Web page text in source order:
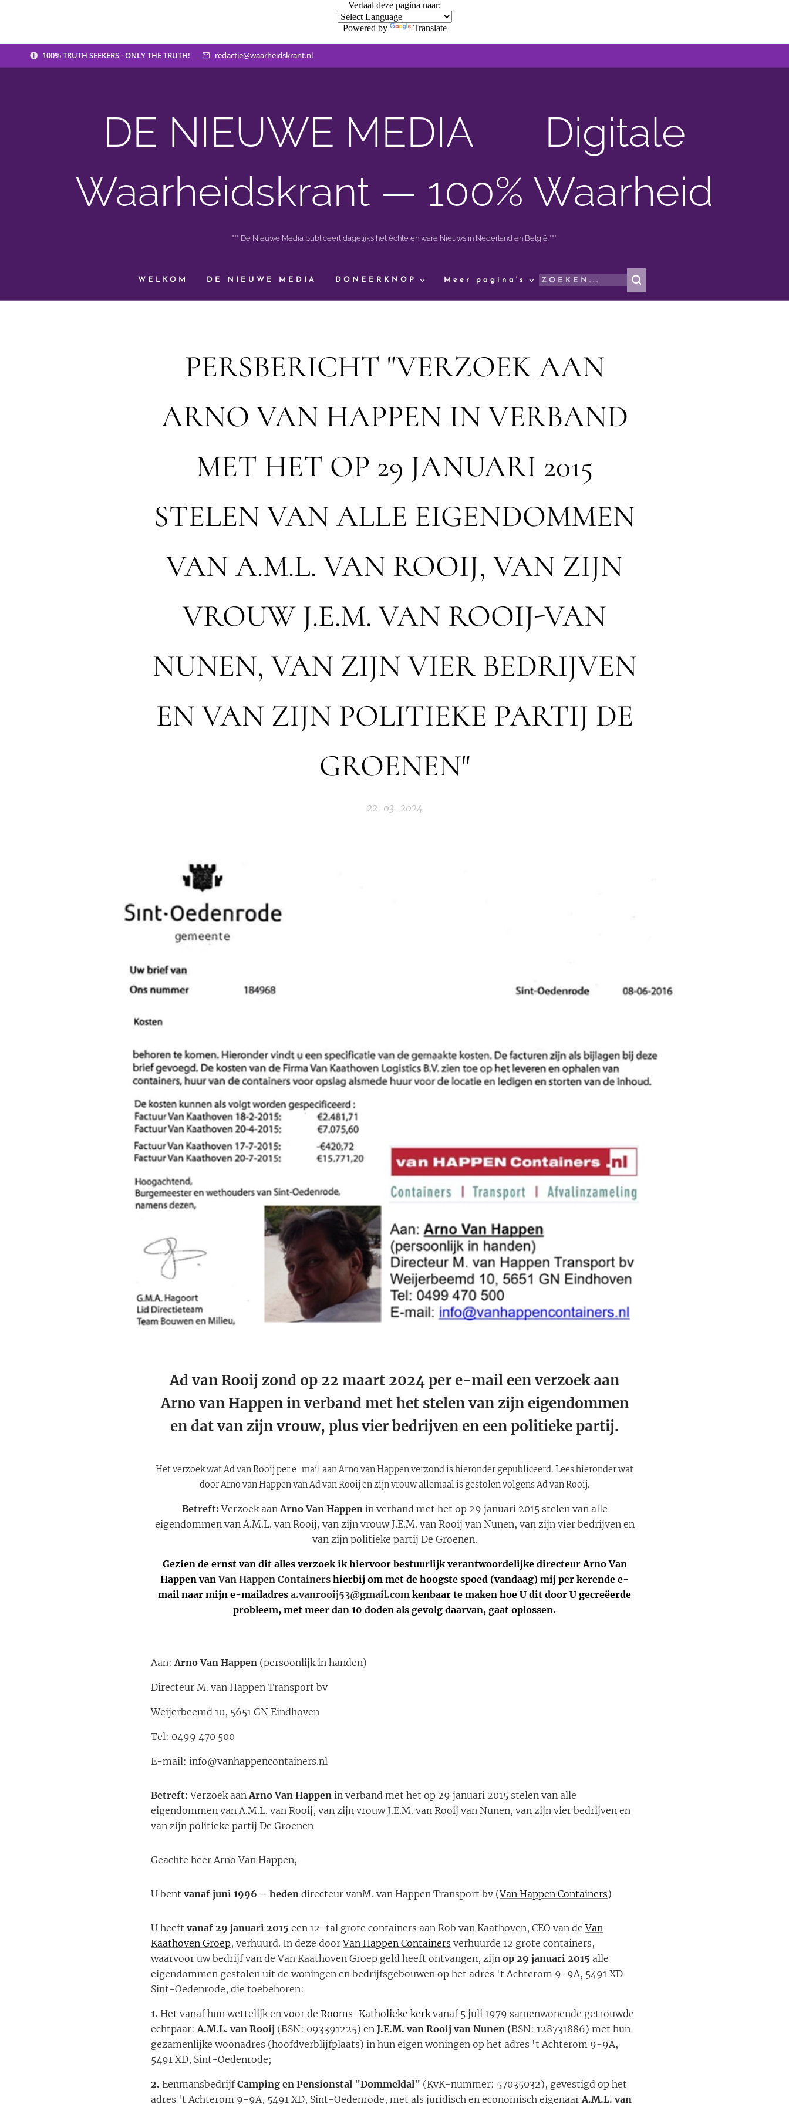
Vertaal deze pagina naar:
Powered by Translate
100% TRUTH SEEKERS - ONLY THE TRUTH! redactie@waarheidskrant.nl
DE NIEUWE MEDIA 🟣 Digitale
Waarheidskrant — 100% Waarheid
*** De Nieuwe Media publiceert dagelijks het èchte en ware Nieuws in Nederland en België ***
WELKOM DE NIEUWE MEDIA DONEERKNOP Meer pagina's
PERSBERICHT "VERZOEK AAN
ARNO VAN HAPPEN IN VERBAND
MET HET OP 29 JANUARI 2015
STELEN VAN ALLE EIGENDOMMEN
VAN A.M.L. VAN ROOIJ, VAN ZIJN
VROUW J.E.M. VAN ROOIJ-VAN
NUNEN, VAN ZIJN VIER BEDRIJVEN
EN VAN ZIJN POLITIEKE PARTIJ DE
GROENEN"
22-03-2024
Ad van Rooij zond op 22 maart 2024 per e-mail een verzoek aan
Arno van Happen in verband met het stelen van zijn eigendommen
en dat van zijn vrouw, plus vier bedrijven en een politieke partij.
Het verzoek wat Ad van Rooij per e-mail aan Arno van Happen verzond is hieronder gepubliceerd. Lees hieronder wat
door Arno van Happen van Ad van Rooij en zijn vrouw allemaal is gestolen volgens Ad van Rooij.
Betreft: Verzoek aanArno Van Happenin verband met het op 29 januari 2015 stelen van alle
eigendommen van A.M.L. van Rooij, van zijn vrouw J.E.M. van Rooij van Nunen, van zijn vier bedrijven en
van zijn politieke partij De Groenen.
Gezien de ernst van dit alles verzoek ik hiervoor bestuurlijk verantwoordelijke directeur Arno Van
HappenvanVan Happen Containers hierbij om met de hoogste spoed (vandaag) mij per kerende e-
mail naar mijn e-mailadres a.vanrooij53@gmail.com kenbaar te maken hoe U dit door U gecreëerde
probleem, met meer dan 10 doden als gevolg daarvan, gaat oplossen.
Aan:Arno Van Happen (persoonlijk in handen)
Directeur M. van Happen Transport bv
Weijerbeemd 10, 5651 GN Eindhoven
Tel: 0499 470 500
E-mail: info@vanhappencontainers.nl
Betreft: Verzoek aanArno Van Happen in verband met het op 29 januari 2015 stelen van alle
eigendommen van A.M.L. van Rooij, van zijn vrouw J.E.M. van Rooij van Nunen, van zijn vier bedrijven en
van zijn politieke partij De Groenen
Geachte heer Arno Van Happen,
U bent vanaf juni 1996 – heden directeur vanM. van Happen Transport bv (Van Happen Containers)
U heeft vanaf 29 januari 2015 een 12-tal grote containers aan Rob van Kaathoven, CEO van deVan
Kaathoven Groep, verhuurd. In deze doorVan Happen Containers verhuurde 12 grote containers,
waarvoor uw bedrijf van de Van Kaathoven Groep geld heeft ontvangen, zijn op 29 januari 2015 alle
eigendommen gestolen uit de woningen en bedrijfsgebouwen op het adres 't Achterom 9-9A, 5491 XD
Sint-Oedenrode, die toebehoren:
1. Het vanaf hun wettelijk en voor de Rooms-Katholieke kerkvanaf 5 juli 1979 samenwonende getrouwde
echtpaar:A.M.L. van Rooij (BSN: 093391225) en J.E.M. van Rooij van Nunen (BSN: 128731886) met hun
gezamenlijke woonadres (hoofdverblijfplaats) in hun eigen woningen op het adres 't Achterom 9-9A,
5491 XD, Sint-Oedenrode;
2. EenmansbedrijfCamping en Pensionstal "Dommeldal" (KvK-nummer: 57035032), gevestigd op het
adres 't Achterom 9-9A, 5491 XD, Sint-Oedenrode, met als juridisch en economisch eigenaarA.M.L. van